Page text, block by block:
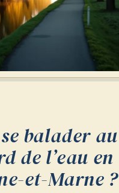
balader au
de l’eau en
et-Marne ?